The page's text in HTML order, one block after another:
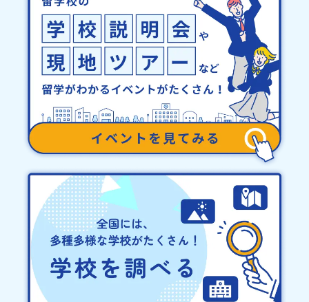
す。ご了承ください。プログラム開催日の前日＜8月3日＞から、
【キャンセルのご連絡日：お支払いいただく旅行代金】・21日目に
あたる日以前：無料・20日目-8日目：20％・7日目-2日目：30％・
プログラム開始日の前日：40％・プログラム開始日当日：50％・ご
連絡無しでの不参加またはプログラム開始後の解除：100％・催行中
止について天候などの状況等によって開催を見合わせる可能性があ
ります。その場合は原則、開催日1週間前までにご連絡いたします。
又、最少催行人数に達しなかった場合は、開催日3週間前までに催行
中止の旨をメールにてご連絡いたします。・よくあるご質問その
他、よくあるご質問についてはこちらをご確認ください。運営団体
について＜プログラム主催：一般財団法人地域・教育魅力化プラッ
トフォーム＞「意志ある若者にあふれる持続可能な地域・社会をつ
くる」というビジョンを掲げ、2017年3月に島根県に設立した教育
事業団体です。日本全国約200の高校と連携しながら、中学卒業後に
地域の枠を越えて生徒一人ひとりの夢や価値観に合った地域・学校
で1〜3年間過ごすことができるシステム「地域みらい留学」をはじ
めとした、教育事業や地域活性モデルをつくり続けています。名
称：一般財団法人地域・教育魅力化プラットフォーム設 立：2017
年3月代表者：岩本 悠所在地：〒690-0842 島根県松江市東本町二
丁目25-6 みらいBASE2階 その他所在地公式HP：http://c-
platform.or.jp/お問い合わせ先担当：小川・小原E-mail：
info@miratabi.jp「おためし地域留学体験」のプログラム開催情報
を公式LINEにて配信中！ぜひご登録ください♪地域みらい留学公式